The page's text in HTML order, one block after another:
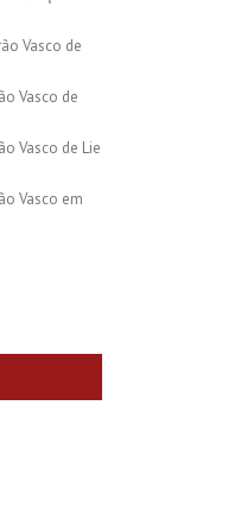
Vasco de
Vasco de
Vasco de Lie
Vasco em